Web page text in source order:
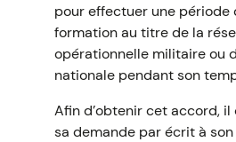
pour effectuer une période
formation au titre de la
opérationnelle militaire ou
nationale pendant son
Afin d’obtenir cet accord,
sa demande par écrit à